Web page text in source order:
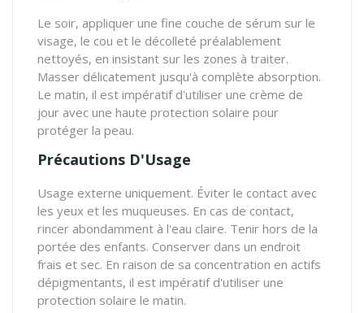
Le soir, appliquer une fine couche de sérum sur le
visage, le cou et le décolleté préalablement
nettoyés, en insistant sur les zones à traiter.
Masser délicatement jusqu'à complète absorption.
Le matin, il est impératif d'utiliser une crème de
jour avec une haute protection solaire pour
protéger la peau.
Précautions D'Usage
Usage externe uniquement. Éviter le contact avec
les yeux et les muqueuses. En cas de contact,
rincer abondamment à l'eau claire. Tenir hors de la
portée des enfants. Conserver dans un endroit
frais et sec. En raison de sa concentration en actifs
dépigmentants, il est impératif d'utiliser une
protection solaire le matin.